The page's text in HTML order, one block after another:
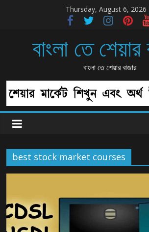
Thursday, August 6, 2026
বাংলা তে শেয়ার
বাংলা তে শেয়ার বাজার
best stock market courses